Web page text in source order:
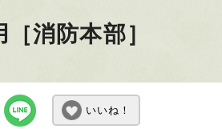
消防本部］
いいね！